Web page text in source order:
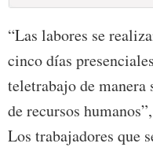
“Las labores se
cinco días
teletrabajo de manera
de recursos
Los trabajadores que